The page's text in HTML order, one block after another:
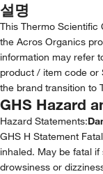
설명
This Thermo
the Acros Organics
information may refer
product / item code or
the brand transition to
GHS Hazard
Hazard Statements:
GHS H Statement
inhaled. May be fatal
drowsiness or